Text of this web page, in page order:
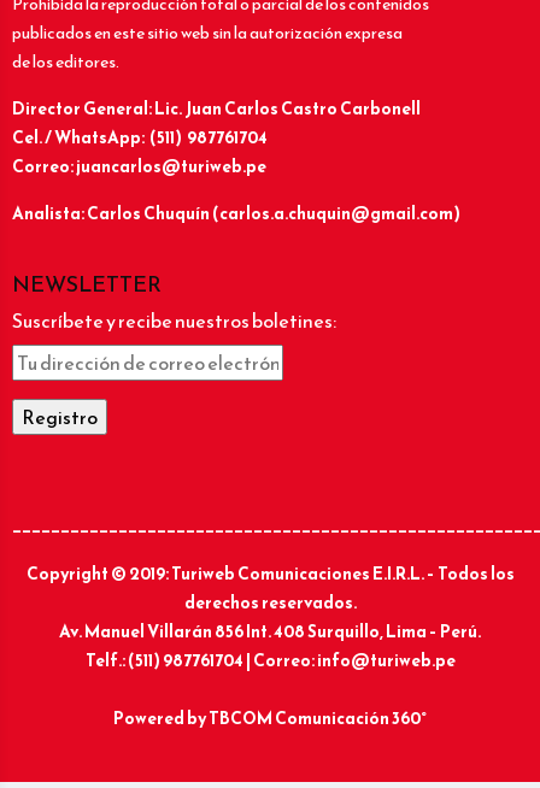
publicados en este sitio web sin la autorización expresa
de los editores.
Director General: Lic.Juan Carlos Castro Carbonell
Cel. / WhatsApp: (511) 987761704
Correo: juancarlos@turiweb.pe
Analista: Carlos Chuquín (carlos.a.chuquin@gmail.com)
NEWSLETTER
Suscríbete y recibe nuestros boletines:
Copyright © 2019: Turiweb Comunicaciones E.I.R.L. – Todos los
derechos reservados.
Av. Manuel Villarán 856 Int. 408 Surquillo, Lima – Perú.
Telf.: (511) 987761704 | Correo: info@turiweb.pe
Powered byTBCOM Comunicación 360°